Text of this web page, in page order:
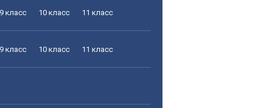
9 класс 10 класс 11 класс
9 класс 10 класс 11 класс